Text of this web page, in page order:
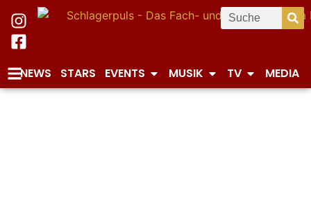
NEWS STARS EVENTS MUSIK TV MEDIA